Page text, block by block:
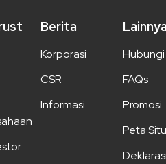
Berita
Korporasi
CSR
Informasi
Lainnya
Hubungi
FAQs
Promosi
Peta